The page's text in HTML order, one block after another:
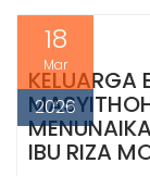
o
o
k
18
Mar
2026
KELUARGA
IBU RIZA